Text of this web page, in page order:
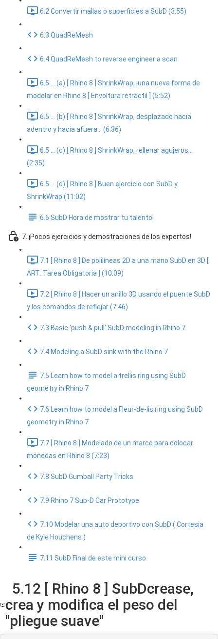
6.2 Convertir mallas o superficies a SubD (3:55)
6.3 QuadReMesh
6.4 QuadReMesh to reverse engineer a scan
6.5 ... (a) [ Rhino 8 ] ShrinkWrap, ¡una nueva forma de
modelar en Rhino 8 [ Envoltura retráctil ] (5:52)
6.5 ... (b) [ Rhino 8 ] ShrinkWrap, desplazado hacia
adentro y hacia afuera... (6:36)
6.5 ... (c) [ Rhino 8 ] ShrinkWrap, rellenar agujeros...
(2:35)
6.5 ... (d) [ Rhino 8 ] Buen ejercicio con SubD y
ShrinkWrap (11:02)
6.6 SubD Hora de mostrar tu talento!
7. ¡Pocos ejercicios y demostraciones de los expertos!
7.1 [ Rhino 8 ] De polilíneas 2D a una mano SubD en 3D [
ART: Tarea Obligatoria ] (10:09)
7.2 [ Rhino 8 ] Hacer un anillo 3D usando el puente SubD
y los comandos de reflejar (7:46)
7.3 Basic 'push & pull' SubD modeling in Rhino 7
7.4 Modeling a SubD sink with the Rhino 7
7.5 Learn how to model a trellis ring using SubD
geometry in Rhino 7
7.6 Learn how to model a Fleur-de-lis ring using SubD
geometry in Rhino 7
7.7 [ Rhino 8 ] Modelado de un marco para colocar
monedas en Rhino 8 (7:23)
7.8 SubD Gumball Party Tricks
7.9 Rhino 7 Sub-D Car Prototype
7.10 Modelar una auto deportivo con SubD ( Cortesia
de Kyle Houchens )
7.11 SubD Final de este mini curso
5.12 [ Rhino 8 ] SubDcrease,
crea y modifica el peso del
"pliegue suave"